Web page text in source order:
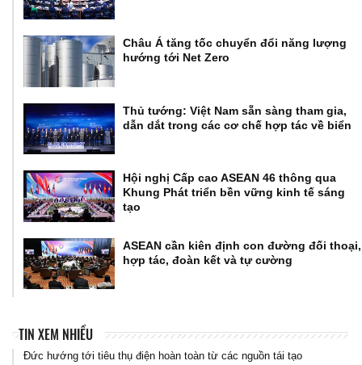
Châu Á tăng tốc chuyển đổi năng lượng
hướng tới Net Zero
Thủ tướng: Việt Nam sẵn sàng tham gia,
dẫn dắt trong các cơ chế hợp tác về biển
Hội nghị Cấp cao ASEAN 46 thông qua
Khung Phát triển bền vững kinh tế sáng
tạo
ASEAN cần kiên định con đường đối thoại,
hợp tác, đoàn kết và tự cường
TIN XEM NHIỀU
Đức hướng tới tiêu thụ điện hoàn toàn từ các nguồn tái tạo